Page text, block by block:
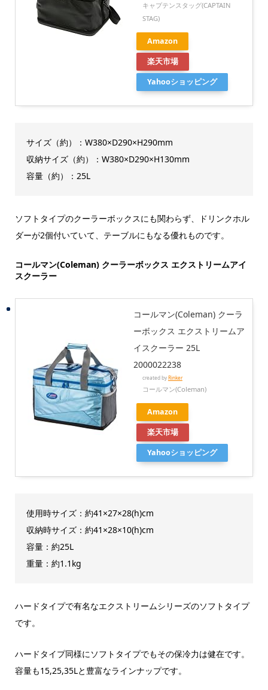
キャプテンスタッグ(CAPTAIN
STAG)
Amazon
楽天市場
Yahooショッピング
サイズ（約）：W380×D290×H290mm
収納サイズ（約）：W380×D290×H130mm
容量（約）：25L
ソフトタイプのクーラーボックスにも関わらず、ドリンクホル
ダーが2個付いていて、テーブルにもなる優れものです。
コールマン(Coleman) クーラーボックス エクストリームアイ
スクーラー
コールマン(Coleman) クーラ
ーボックス エクストリームア
イスクーラー 25L
2000022238
created byRinker
コールマン(Coleman)
Amazon
楽天市場
Yahooショッピング
使用時サイズ：約41×27×28(h)cm
収納時サイズ：約41×28×10(h)cm
容量：約25L
重量：約1.1kg
ハードタイプで有名なエクストリームシリーズのソフトタイプ
です。
ハードタイプ同様にソフトタイプでもその保冷力は健在です。
容量も15,25,35Lと豊富なラインナップです。